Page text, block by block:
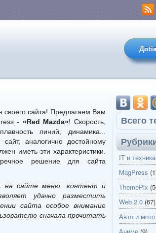
сайта! Предлагаем Вам
- «Red Mazda»! Скорость,
линий, динамика...
сайт, аналогично достойному
иметь эти характеристики.
решение для сайта
на сайте меню, контент и
удачно разместить
сайта особое внимание
сначала прочитать
Всего
IT и техника
MagPress
ThemePix
Web 2.0 (67)
Авто и мото